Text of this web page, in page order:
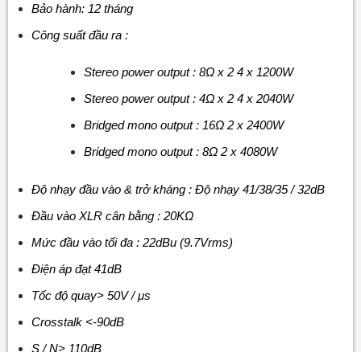
Bảo hành: 12 tháng
Công suất đầu ra :
Stereo power output : 8Ω x 2 4 x 1200W
Stereo power output : 4Ω x 2 4 x 2040W
Bridged mono output : 16Ω 2 x 2400W
Bridged mono output : 8Ω 2 x 4080W
Độ nhạy đầu vào & trở kháng : Độ nhạy 41/38/35 / 32dB
Đầu vào XLR cân bằng : 20KΩ
Mức đầu vào tối đa : 22dBu (9.7Vrms)
Điện áp đạt 41dB
Tốc độ quay> 50V / μs
Crosstalk <-90dB
S / N> 110dB